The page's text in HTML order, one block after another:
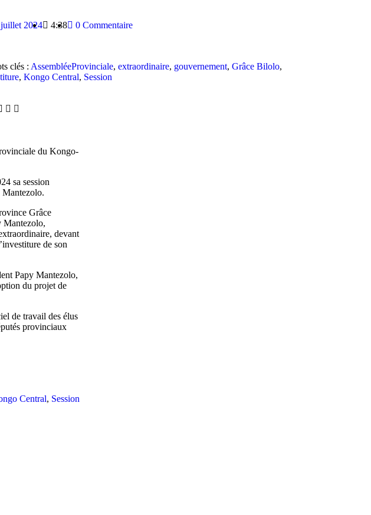
2024 4:38 0 Commentaire
clés : AssembléeProvinciale, extraordinaire, gouvernement, Grâce Bilolo,
, Kongo Central, Session
du Kongo-
sa session
Mantezolo.
Grâce
Mantezolo,
devant
de son
Papy Mantezolo,
du projet de
de travail des élus
provinciaux
Central, Session